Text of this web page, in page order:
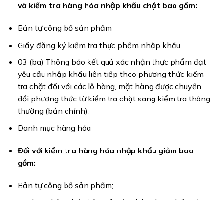
và kiểm tra hàng hóa nhập khẩu chặt bao gồm:
Bản tự công bố sản phẩm
Giấy đăng ký kiểm tra thực phẩm nhập khẩu
03 (ba) Thông báo kết quả xác nhận thực phẩm đạt
yêu cầu nhập khẩu liên tiếp theo phương thức kiểm
tra chặt đối với các lô hàng, mặt hàng được chuyển
đổi phương thức từ kiểm tra chặt sang kiểm tra thông
thường (bản chính);
Danh mục hàng hóa
Đối với kiểm tra hàng hóa nhập khẩu giảm bao
gồm:
Bản tự công bố sản phẩm;